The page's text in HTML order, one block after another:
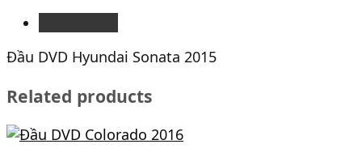
Đầu DVD Hyundai Sonata 2015
Related products